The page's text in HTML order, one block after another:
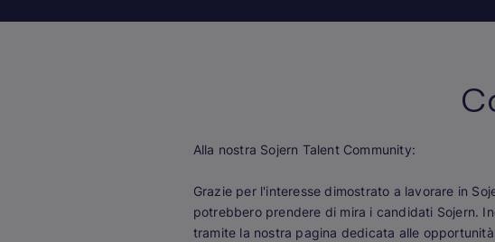
Alla nostra Sojern Talent Community:
Grazie per l'interesse dimostrato a lavorare in
potrebbero prendere di mira i candidati Sojern.
tramite la nostra pagina dedicata alle